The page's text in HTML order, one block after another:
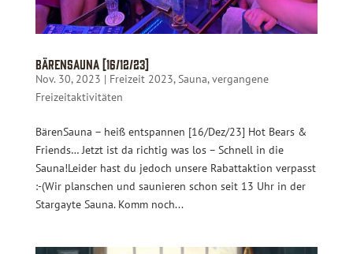
BärenSauna [16/12/23]
Nov. 30, 2023 | Freizeit 2023,Sauna,vergangene
Freizeitaktivitäten
BärenSauna – heiß entspannen [16/Dez/23] Hot Bears &
Friends… Jetzt ist da richtig was los – Schnell in die
Sauna!Leider hast du jedoch unsere Rabattaktion verpasst
:-(Wir planschen und saunieren schon seit 13 Uhr in der
Stargayte Sauna. Komm noch...